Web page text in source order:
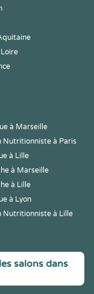
Loire
à Marseille
Nutritionniste à Paris
à Lille
à Marseille
à Lille
à Lyon
Nutritionniste à Lille
salons dans